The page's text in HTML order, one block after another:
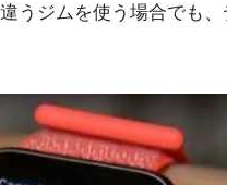
うジムを使う場合でも